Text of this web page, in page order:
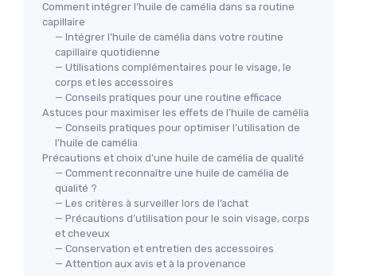
Comment intégrer l’huile de camélia dans sa routine
capillaire
— Intégrer l’huile de camélia dans votre routine
capillaire quotidienne
— Utilisations complémentaires pour le visage, le
corps et les accessoires
— Conseils pratiques pour une routine efficace
Astuces pour maximiser les effets de l’huile de camélia
— Conseils pratiques pour optimiser l’utilisation de
l’huile de camélia
Précautions et choix d’une huile de camélia de qualité
— Comment reconnaître une huile de camélia de
qualité ?
— Les critères à surveiller lors de l’achat
— Précautions d’utilisation pour le soin visage, corps
et cheveux
— Conservation et entretien des accessoires
— Attention aux avis et à la provenance